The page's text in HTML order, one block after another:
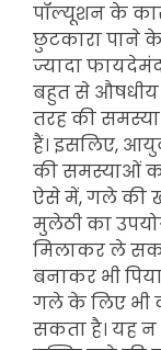
पॉल्यूशन के
छुटकारा पाने
ज्यादा
बहुत से औषधीय
तरह की
हैं। इसलिए,
की समस्याओं
ऐसे में, गले की
मुलेठी का
मिलाकर ले
बनाकर भी
गले के लिए भी
सकता है। यह